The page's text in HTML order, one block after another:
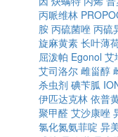
丙哌维林
胺 丙硫菌唑 丙硫
旋麻黄素 长叶薄
屈泼帕 Egonol 艾
艾司洛尔 雌甾醇
杀虫剂 碘苄胍
伊匹达克林 依普
聚甲醛 艾沙康唑
氯化氮氨菲啶 异